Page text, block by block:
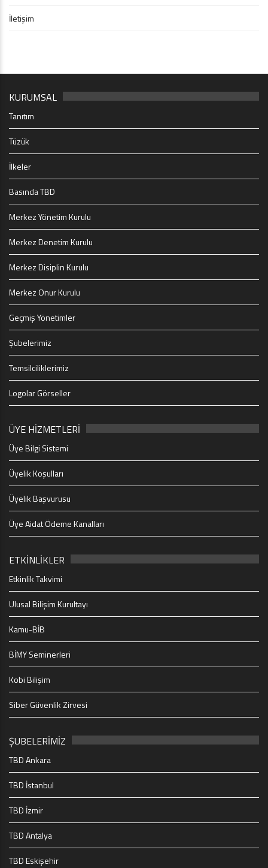
İletişim
KURUMSAL
Tanıtım
Tüzük
İlkeler
Basında TBD
Merkez Yönetim Kurulu
Merkez Denetim Kurulu
Merkez Disiplin Kurulu
Merkez Onur Kurulu
Geçmiş Yönetimler
Şubelerimiz
Temsilciliklerimiz
Logolar Görseller
ÜYE HİZMETLERİ
Üye Bilgi Sistemi
Üyelik Koşulları
Üyelik Başvurusu
Üye Aidat Ödeme Kanalları
ETKİNLİKLER
Etkinlik Takvimi
Ulusal Bilişim Kurultayı
Kamu-BİB
BİMY Seminerleri
Kobi Bilişim
Siber Güvenlik Zirvesi
ŞUBELERİMİZ
TBD Ankara
TBD İstanbul
TBD İzmir
TBD Antalya
TBD Eskişehir